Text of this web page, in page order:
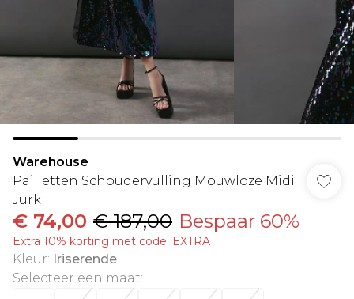
Warehouse
Pailletten Schoudervulling Mouwloze Midi
Jurk
€ 74,00 € 187,00 Bespaar 60%
Extra 10% korting met code: EXTRA
Kleur: Iriserende
Selecteer een maat: